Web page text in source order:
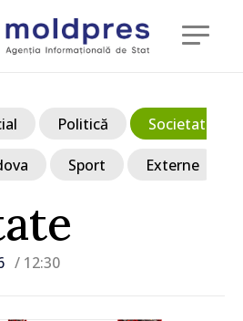
/ 12:30
Politică Societate
Sport Externe